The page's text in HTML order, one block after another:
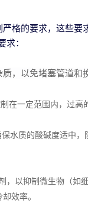
格的要求，这些
：
，以免堵塞管道和
一定范围内，过高
质的酸碱度适中，
以抑制微生物（如
效率。